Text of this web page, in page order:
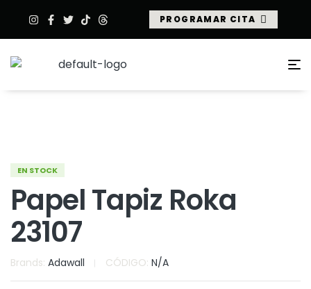
PROGRAMAR CITA
EN STOCK
Papel Tapiz Roka
23107
Brands: Adawall CÓDIGO: N/A